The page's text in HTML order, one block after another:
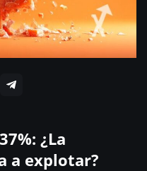
¿La
a explotar?